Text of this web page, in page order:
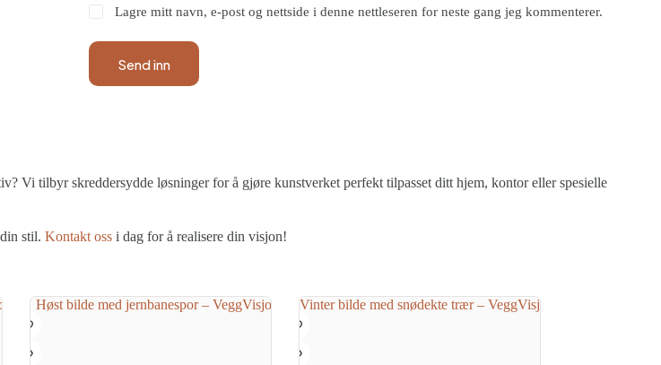
Lagre mitt navn, e-post og nettside i denne nettleseren for neste gang jeg kommenterer.
Send inn
Vi tilbyr skreddersydde løsninger for å gjøre kunstverket perfekt tilpasset ditt hjem, kontor eller spesielle
stil. Kontakt oss i dag for å realisere din visjon!